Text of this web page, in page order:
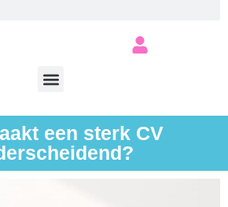
een sterk CV